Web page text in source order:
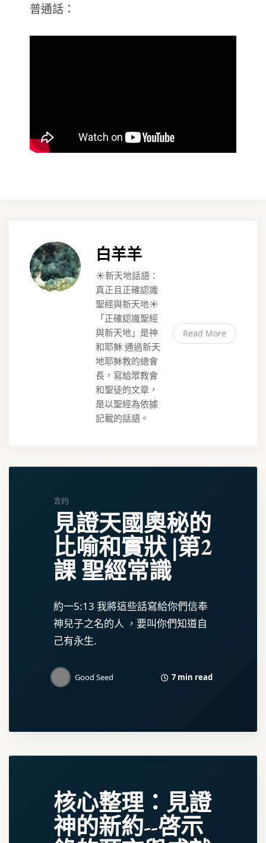
普通話：
白羊羊
☀️新天地話語：
真正且正確認識
聖經與新天地☀️
「正確認識聖經
與新天地」是神
和耶穌 通過新天
地耶穌教的總會
長，寫給眾教會
和聖徒的文章，
是以聖經為依據
記載的話語。
Read More
言约
見證天國奧秘的
比喻和實狀 |第2
課 聖經常識
約一5:13 我將這些話寫給你們信奉
神兒子之名的人 ，要叫你們知道自
己有永生.
Good Seed 7 min read
核心整理：見證
神的新約--啓示